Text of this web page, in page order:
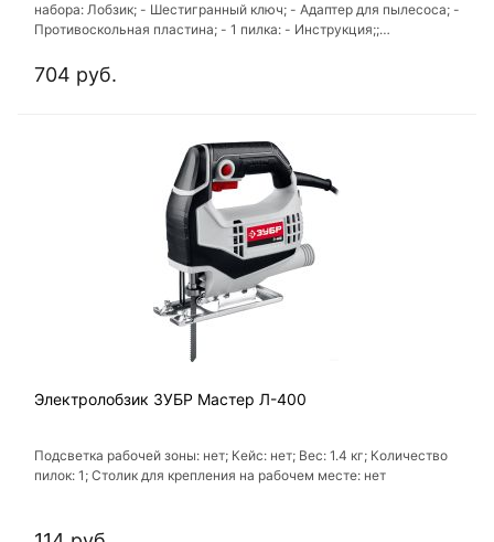
набора: Лобзик; - Шестигранный ключ; - Адаптер для пылесоса; -
Противоскольная пластина; - 1 пилка: - Инструкция;;
704 руб.
Электролобзик ЗУБР Мастер Л-400
Подсветка рабочей зоны: нет; Кейс: нет; Вес: 1.4 кг; Количество
пилок: 1; Столик для крепления на рабочем месте: нет